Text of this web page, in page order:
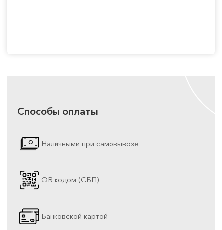
Способы оплаты
Наличными при самовывозе
QR кодом (СБП)
Банковской картой